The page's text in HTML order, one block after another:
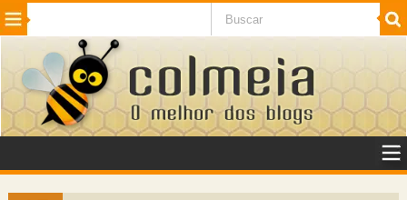
Beleza Cinema e TV
Internet Jogos NotÃ­cias SaÃºde
VeÃ­culos Adulto
Sugerir Link